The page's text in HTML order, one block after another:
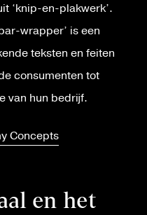
‘knip-en-plakwerk’.
wrapper’ is een
teksten en feiten
consumenten tot
van hun bedrijf.
Concepts
en het